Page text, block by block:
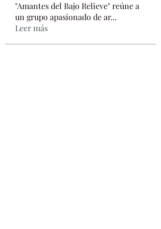
"Amantes del Bajo Relieve" reúne a
un grupo apasionado de ar...
Leer más